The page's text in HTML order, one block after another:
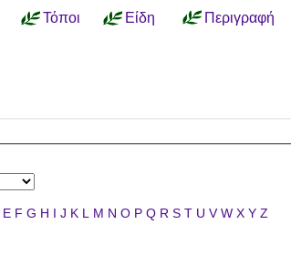
Τόποι Είδη Περιγραφή
E F G H I J K L M N O P Q R S T U V W X Y Z